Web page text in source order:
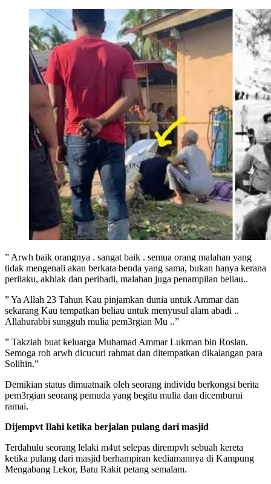
” Arwh baik orangnya . sangat baik . semua orang malahan yang
tidak mengenali akan berkata benda yang sama, bukan hanya kerana
perilaku, akhlak dan peribadi, malahan juga penampilan beliau..
” Ya Allah 23 Tahun Kau pinjamkan dunia untuk Ammar dan
sekarang Kau tempatkan beliau untuk menyusul alam abadi ..
Allahurabbi sungguh mulia pem3rgian Mu ..”
” Takziah buat keluarga Muhamad Ammar Lukman bin Roslan.
Semoga roh arwh dicucuri rahmat dan ditempatkan dikalangan para
Solihin.”
Demikian status dimuatnaik oleh seorang individu berkongsi berita
pem3rgian seorang pemuda yang begitu mulia dan dicemburui
ramai.
Dijempvt Ilahi ketika berjalan pulang dari masjid
Terdahulu seorang lelaki m4ut selepas dirempvh sebuah kereta
ketika pulang dari masjid berhampiran kediamannya di Kampung
Mengabang Lekor, Batu Rakit petang semalam.